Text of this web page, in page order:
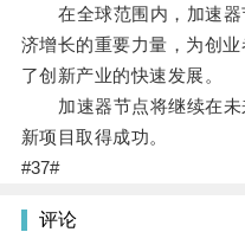
在全球范围内，加速器
济增长的重要力量，为创
了创新产业的快速发展。
加速器节点将继续在未
新项目取得成功。
#37#
评论